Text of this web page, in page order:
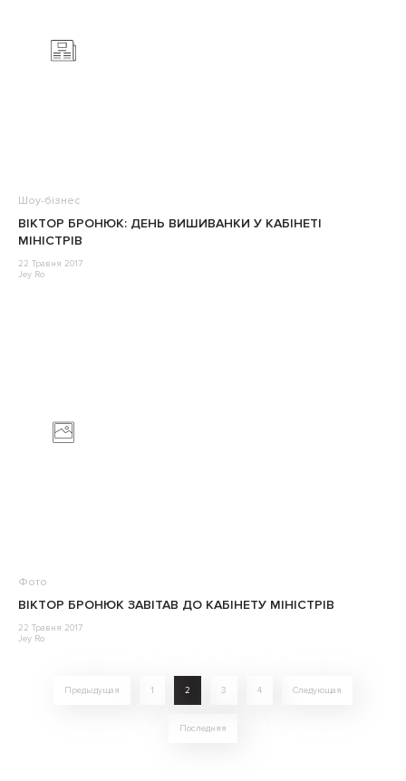
Шоу-бізнес
ВІКТОР БРОНЮК: ДЕНЬ ВИШИВАНКИ У КАБІНЕТІ
МІНІСТРІВ
22 Травня 2017
Jey Ro
Фото
ВІКТОР БРОНЮК ЗАВІТАВ ДО КАБІНЕТУ МІНІСТРІВ
22 Травня 2017
Jey Ro
Предыдущая 1 2 3 4 Следующая
Последняя